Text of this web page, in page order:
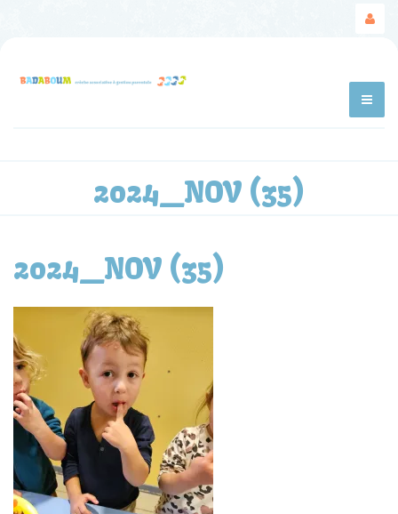
2024_NOV (35)
2024_NOV (35)